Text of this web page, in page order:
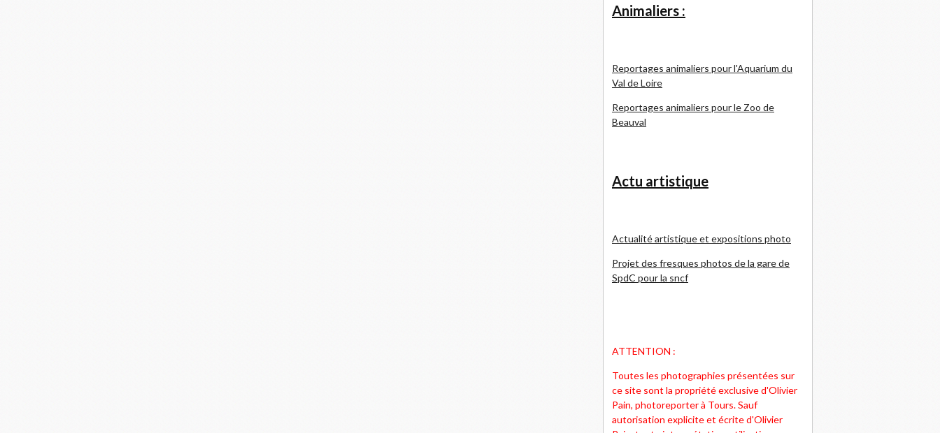
Animaliers :
Reportages animaliers pour l'Aquarium du
Val de Loire
Reportages animaliers pour le Zoo de
Beauval
Actu artistique
Actualité artistique et expositions photo
Projet des fresques photos de la gare de
SpdC pour la sncf
ATTENTION :
Toutes les photographies présentées sur
ce site sont la propriété exclusive d'Olivier
Pain, photoreporter à Tours. Sauf
autorisation explicite et écrite d'Olivier